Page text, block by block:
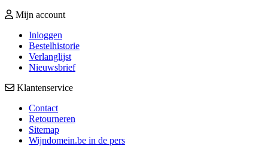
Mijn account
Inloggen
Bestelhistorie
Verlanglijst
Nieuwsbrief
Klantenservice
Contact
Retourneren
Sitemap
Wijndomein.be in de pers